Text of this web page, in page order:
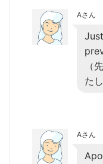
Aさん
（
た
Aさん